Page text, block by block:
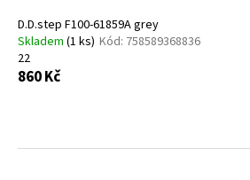
D.D.step F100-61859A grey
Skladem (1 ks) Kód: 758589368836
22
860 Kč